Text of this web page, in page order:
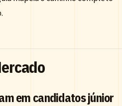
em candidatos júnior